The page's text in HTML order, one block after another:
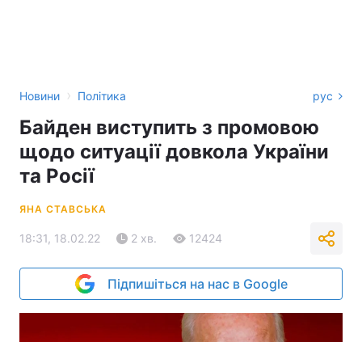
Новини › Політика рус
Байден виступить з промовою
щодо ситуації довкола України
та Росії
ЯНА СТАВСЬКА
18:31, 18.02.22 2 хв. 12424
Підпишіться на нас в Google